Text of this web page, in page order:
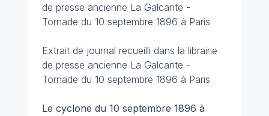
de presse ancienne La Galcante -
Tornade du 10 septembre 1896 à Paris
Extrait de journal recueilli dans la librairie
de presse ancienne La Galcante -
Tornade du 10 septembre 1896 à Paris
Le cyclone du 10 septembre 1896 à